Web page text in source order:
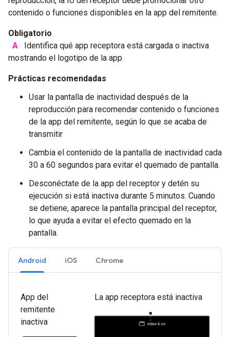
contenido o funciones disponibles en la app del remitente.
Obligatorio
A
Identifica qué app receptora está cargada o inactiva
mostrando el logotipo de la app.
Prácticas recomendadas
Usar la pantalla de inactividad después de la
reproducción para recomendar contenido o funciones
de la app del remitente, según lo que se acaba de
transmitir
Cambia el contenido de la pantalla de inactividad cada
30 a 60 segundos para evitar el quemado de pantalla.
Desconéctate de la app del receptor y detén su
ejecución si está inactiva durante 5 minutos. Cuando
se detiene, aparece la pantalla principal del receptor,
lo que ayuda a evitar el efecto quemado en la
pantalla.
Android iOS Chrome
App del
remitente
inactiva
La app receptora está inactiva